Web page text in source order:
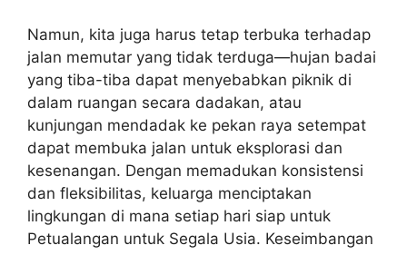
Namun, kita juga harus tetap terbuka terhadap
jalan memutar yang tidak terduga—hujan badai
yang tiba-tiba dapat menyebabkan piknik di
dalam ruangan secara dadakan, atau
kunjungan mendadak ke pekan raya setempat
dapat membuka jalan untuk eksplorasi dan
kesenangan. Dengan memadukan konsistensi
dan fleksibilitas, keluarga menciptakan
lingkungan di mana setiap hari siap untuk
Petualangan untuk Segala Usia. Keseimbangan